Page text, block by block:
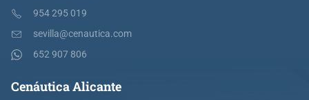
954 295 019
sevilla@cenautica.com
652 907 806
Cenáutica Alicante